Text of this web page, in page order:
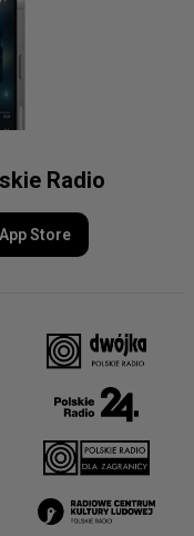
Radio
App Store